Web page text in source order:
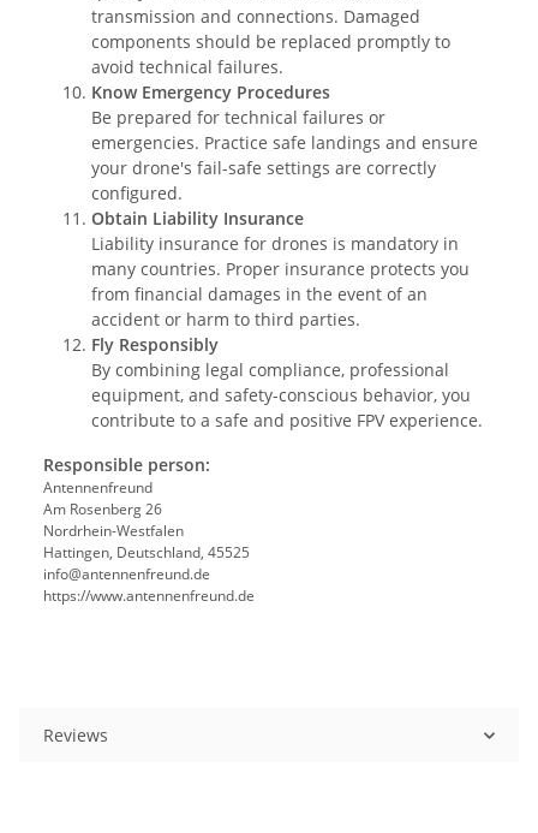
transmission and connections. Damaged
components should be replaced promptly to
avoid technical failures.
Know Emergency Procedures
Be prepared for technical failures or
emergencies. Practice safe landings and ensure
your drone's fail-safe settings are correctly
configured.
Obtain Liability Insurance
Liability insurance for drones is mandatory in
many countries. Proper insurance protects you
from financial damages in the event of an
accident or harm to third parties.
Fly Responsibly
By combining legal compliance, professional
equipment, and safety-conscious behavior, you
contribute to a safe and positive FPV experience.
Responsible person:
Antennenfreund
Am Rosenberg 26
Nordrhein-Westfalen
Hattingen, Deutschland, 45525
info@antennenfreund.de
https://www.antennenfreund.de
Reviews